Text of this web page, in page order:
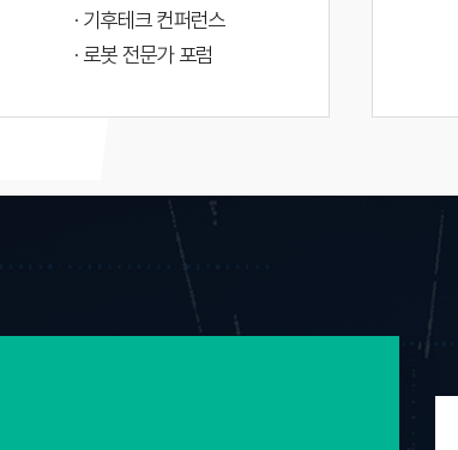
· 기후테크 컨퍼런스
· 로봇 전문가 포럼